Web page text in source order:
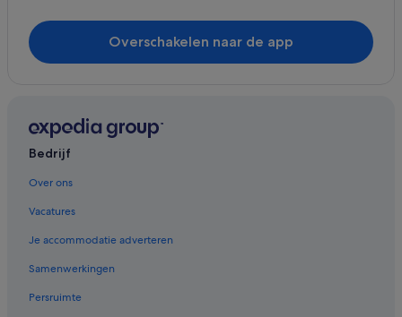
Overschakelen naar de app
Bedrijf
Over ons
Vacatures
Je accommodatie adverteren
Samenwerkingen
Persruimte